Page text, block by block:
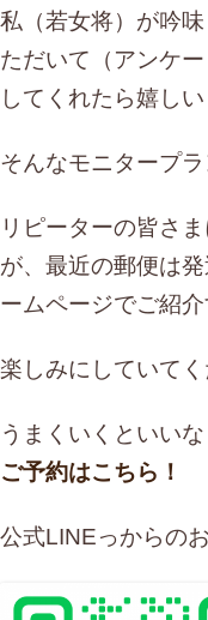
私（若女将）が吟
ただいて（アンケ
してくれたら嬉しい
そんなモニタープラ
リピーターの皆さ
が、最近の郵便は
ームページでご紹介
楽しみにしていて
うまくいくといいな
ご予約はこちら！
公式LINEっからの